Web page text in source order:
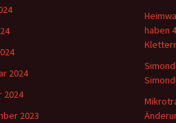
haben
2024
2024
2023